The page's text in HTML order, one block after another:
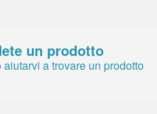
un prodotto
aiutarvi a trovare un prodotto